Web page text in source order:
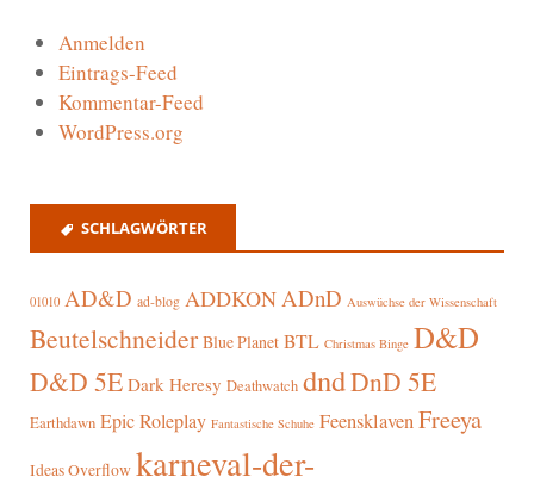
Anmelden
Eintrags-Feed
Kommentar-Feed
WordPress.org
SCHLAGWÖRTER
01010 AD&D ad-blog ADDKONADnD Auswüchse der Wissenschaft
Beutelschneider Blue Planet BTL Christmas Binge D&D
D&D 5E Dark Heresy Deathwatch dndDnD 5E
Earthdawn Epic Roleplay Fantastische Schuhe FeensklavenFreeya
Ideas Overflow karneval-der-